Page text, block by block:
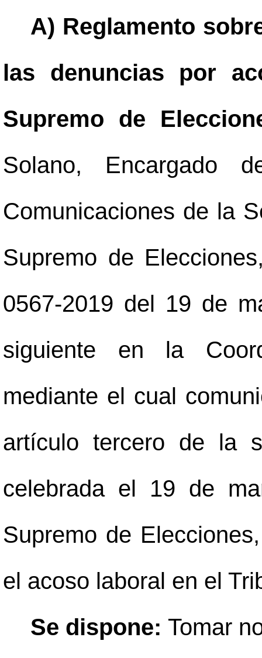
A) Reglamento
las denuncias por
Supremo de
Solano,
Comunicaciones de la
Supremo de
0567-2019 del 19 de
siguiente en la
mediante el cual
artículo tercero de la
celebrada el 19 de
Supremo de
el acoso laboral en el
Se dispone: Tomar